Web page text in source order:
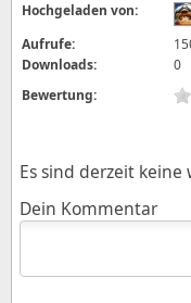
Hochgeladen von:
Aufrufe:
Downloads:
0
Bewertung:
Es sind derzeit
Dein Kommentar